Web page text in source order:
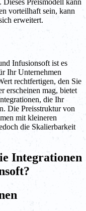
Preismodell kann
vorteilhaft sein, kann
erweitert.
Infusionsoft ist es
Ihr Unternehmen
rechtfertigen, den Sie
erscheinen mag, bietet
die Ihr
Die Preisstruktur von
mit kleineren
die Skalierbarkeit
Integrationen